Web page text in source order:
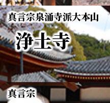
真言宗泉涌寺派大本山
浄土寺
真言宗